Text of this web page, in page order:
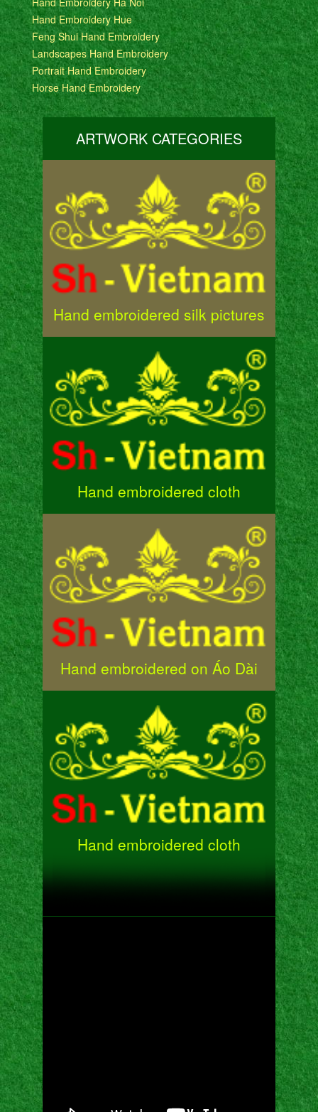
Hand Embroidery Hue
Feng Shui Hand Embroidery
Landscapes Hand Embroidery
Portrait Hand Embroidery
Horse Hand Embroidery
ARTWORK CATEGORIES
Hand embroidered silk pictures
Hand embroidered cloth
Hand embroidered on Áo Dài
Hand embroidered cloth